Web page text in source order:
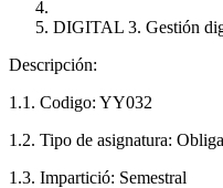
DIGITAL 3. Gestión
Descripción:
1.1. Codigo: YY032
1.2. Tipo de asignatura:
1.3. Impartició: Semestral